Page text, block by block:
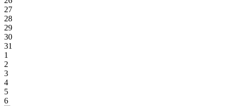
27
28
29
30
31
1
2
3
4
5
6